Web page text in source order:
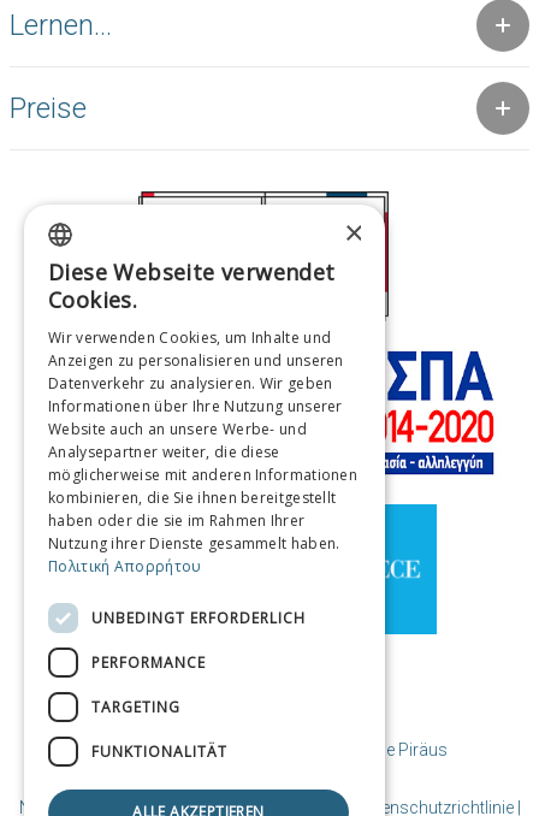
Lernen...
Preise
© Copyright Reiseziel Piräus / Gemeinde Piräus
Nutzungsbedingungen | Richtlinien-Cookies | Datenschutzrichtlinie|
GREEK
FRENCH
ITALIAN
GERMAN
SPANISH
CHINESE (SIMPLIFIED)
CHINESE
×
Diese Webseite verwendet
Cookies.
Wir verwenden Cookies, um Inhalte und
Anzeigen zu personalisieren und unseren
Datenverkehr zu analysieren. Wir geben
Informationen über Ihre Nutzung unserer
Website auch an unsere Werbe- und
Analysepartner weiter, die diese
möglicherweise mit anderen Informationen
kombinieren, die Sie ihnen bereitgestellt
haben oder die sie im Rahmen Ihrer
Nutzung ihrer Dienste gesammelt haben.
Πολιτική Απορρήτου
UNBEDINGT ERFORDERLICH
PERFORMANCE
TARGETING
FUNKTIONALITÄT
ALLE AKZEPTIEREN